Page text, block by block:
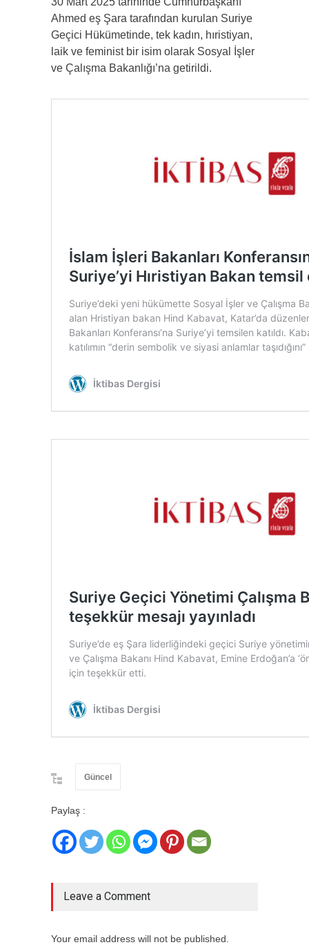
Ahmed eş Şara tarafından kurulan Suriye
Geçici Hükümetinde, tek kadın, hıristiyan,
laik ve feminist bir isim olarak Sosyal İşler
ve Çalışma Bakanlığı’na getirildi.
Güncel
Paylaş :
Leave a Comment
Your email address will not be published.